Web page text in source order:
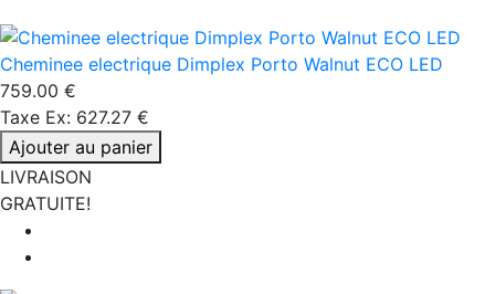
Cheminee electrique Dimplex Porto Walnut ECO LED
759.00 €
Taxe Ex: 627.27 €
Ajouter au panier
LIVRAISON
GRATUITE!